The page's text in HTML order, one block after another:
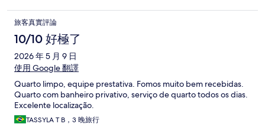
旅客真實評論
10/10 好極了
2026 年 5 月 9 日
使用 Google 翻譯
Quarto limpo, equipe prestativa. Fomos muito bem recebidas.
Quarto com banheiro privativo, serviço de quarto todos os dias.
Excelente localização.
TASSYLA T B，3 晚旅行